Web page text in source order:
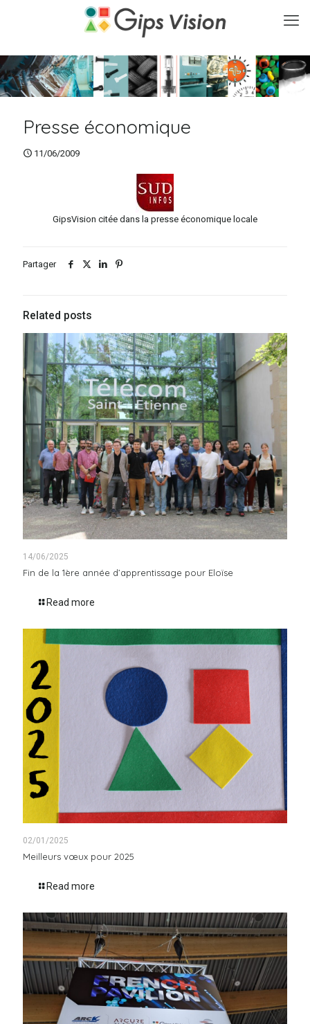
Presse économique
11/06/2009
GipsVision citée dans la presse économique locale
Partager
Related posts
14/06/2025
Fin de la 1ère année d’apprentissage pour Eloïse
Read more
02/01/2025
Meilleurs vœux pour 2025
Read more